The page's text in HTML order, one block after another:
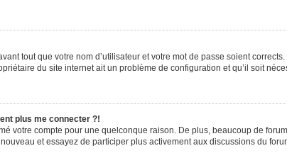
tout que votre nom d’utilisateur et votre mot de passe soient
du site internet ait un problème de configuration et qu’il soit
plus me connecter ?!
votre compte pour une quelconque raison. De plus, beaucoup de
et essayez de participer plus activement aux discussions du